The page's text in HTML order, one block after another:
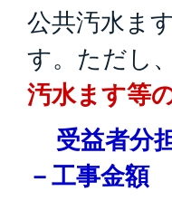
公共汚水ま
す。ただし、
汚水ます等
受益者分
－工事金額